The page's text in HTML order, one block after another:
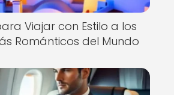
Viajar con Estilo a los
Románticos del Mundo